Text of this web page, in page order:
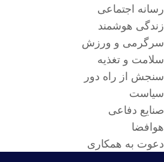
رسانه اجتماعی
زندگی هوشمند
سرگرمی و ورزش
سلامت و تغذیه
سنجش از راه دور
سیاست
صنایع دفاعی
هوافضا
دعوت به همکاری